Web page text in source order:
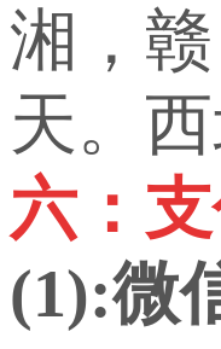
湘，
天。
六：
(1):微